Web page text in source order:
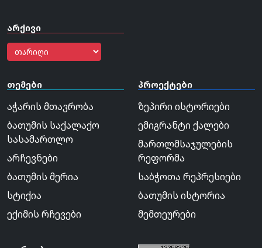
არქივი
თემები
აჭარის მთავრობა
ბათუმის საქალაქო
სასამართლო
არჩევნები
ბათუმის მერია
სტიქია
ექიმის რჩევები
პროექტები
ზეპირი ისტორიები
ემიგრანტი ქალები
მართლმსაჯულების
რეფორმა
საბჭოთა რეპრესიები
ბათუმის ისტორია
მემთეურები